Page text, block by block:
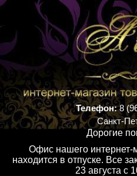
Телефон:8
Санкт-
Дорогие
Офис нашего интернет-
находится в отпуске. Все
23 августа с